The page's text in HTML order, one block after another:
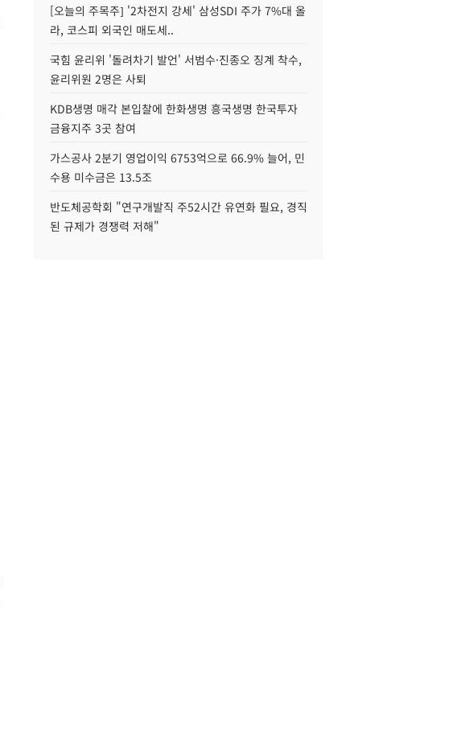
[오늘의 주목주] '2차전지 강세' 삼성SDI 주가 7%대 올
라, 코스피 외국인 매도세..
국힘 윤리위 '돌려차기 발언' 서범수·진종오 징계 착수,
윤리위원 2명은 사퇴
KDB생명 매각 본입찰에 한화생명 흥국생명 한국투자
금융지주 3곳 참여
가스공사 2분기 영업이익 6753억으로 66.9% 늘어, 민
수용 미수금은 13.5조
반도체공학회 "연구개발직 주52시간 유연화 필요, 경직
된 규제가 경쟁력 저해"